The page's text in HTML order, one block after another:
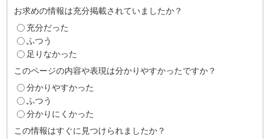
お求めの情報は充分掲載されていましたか？
充分だった
ふつう
足りなかった
このページの内容や表現は分かりやすかったですか？
分かりやすかった
ふつう
分かりにくかった
この情報はすぐに見つけられましたか？